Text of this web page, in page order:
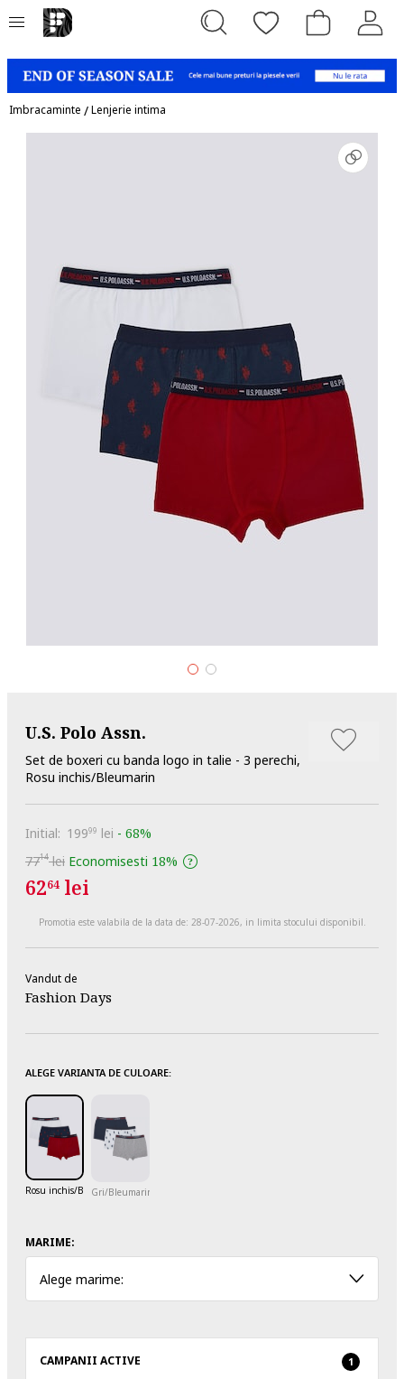
Imbracaminte /Lenjerie intima
U.S. Polo Assn.
Set de boxeri cu banda logo in talie - 3 perechi,
Rosu inchis/Bleumarin
Initial: 19999 lei - 68%
7714lei Economisesti 18%
6264 lei
Promotia este valabila de la data de: 28-07-2026, in limita stocului disponibil.
Vandut de
Fashion Days
ALEGE VARIANTA DE CULOARE:
Rosu inchis/BleumarinGri/Bleumarin
MARIME:
Alege marime:
CAMPANII ACTIVE 1